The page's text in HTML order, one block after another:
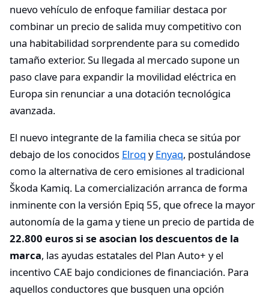
nuevo vehículo de enfoque familiar destaca por
combinar un precio de salida muy competitivo con
una habitabilidad sorprendente para su comedido
tamaño exterior. Su llegada al mercado supone un
paso clave para expandir la movilidad eléctrica en
Europa sin renunciar a una dotación tecnológica
avanzada.
El nuevo integrante de la familia checa se sitúa por
debajo de los conocidos Elroq yEnyaq, postulándose
como la alternativa de cero emisiones al tradicional
Škoda Kamiq. La comercialización arranca de forma
inminente con la versión Epiq 55, que ofrece la mayor
autonomía de la gama y tiene un precio de partida de
22.800 euros si se asocian los descuentos de la
marca, las ayudas estatales del Plan Auto+ y el
incentivo CAE bajo condiciones de financiación. Para
aquellos conductores que busquen una opción